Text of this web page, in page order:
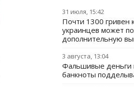
31 июля, 15:42
Почти 1300 гривен
украинцев может
дополнительную
3 августа, 13:04
Фальшивые деньги
банкноты